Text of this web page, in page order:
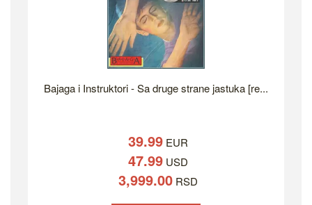
Bajaga i Instruktori - Sa druge strane jastuka [re...
39.99EUR
47.99USD
3,999.00RSD